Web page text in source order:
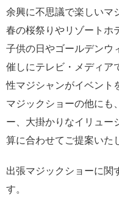
余興に不思議で楽しいマ
春の桜祭りやリゾートホ
子供の日やゴールデンウ
催しにテレビ・メディア
性マジシャンがイベント
マジックショーの他にも
ー、大掛かりなイリュー
算に合わせてご提案いた
出張マジックショーに関
す。